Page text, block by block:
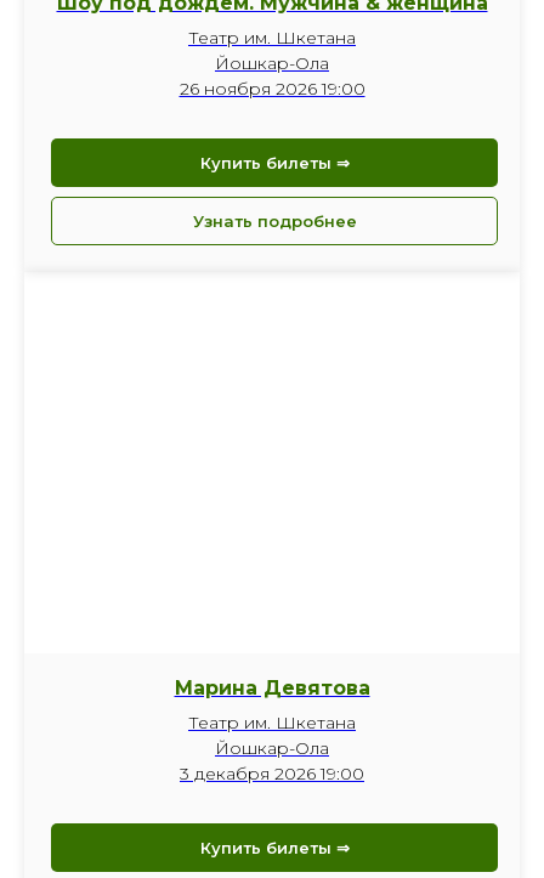
Театр им. Шкетана
Йошкар-Ола
26 ноября 2026 19:00
Купить билеты ⇒
Узнать подробнее
Марина Девятова
Театр им. Шкетана
Йошкар-Ола
3 декабря 2026 19:00
Купить билеты ⇒